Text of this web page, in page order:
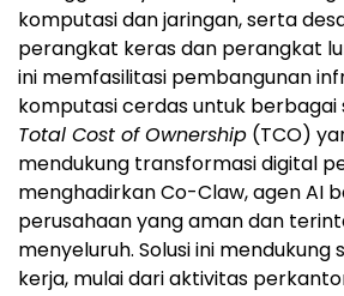
komputasi dan jaringan, serta
perangkat keras dan perangkat
ini memfasilitasi pembangunan
komputasi cerdas untuk berbagai
Total Cost of Ownership (TCO)
mendukung transformasi digital
menghadirkan Co-Claw, agen AI
perusahaan yang aman dan
menyeluruh. Solusi ini mendukung
kerja, mulai dari aktivitas